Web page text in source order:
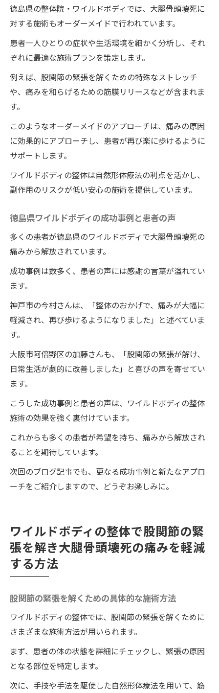
大腿骨頭壊死の患者に適した整体施術
施術による痛みの改善と日常生活への影響
施術を受けた患者からのフィードバック
ワイルドボディの整体施術と並行した生活
習慣の改善
ワイルドボディの整体による大腿骨頭壊死の痛
ワイルドボディの整体施術が痛み改善に寄
与する理由
歩行の改善を目指すトレーニングプラン
施術後の歩行の変化と利点
大腿骨頭壊死に対するワイルドボディの整
施術と並行したリハビリテーションの取り
組み
楽に歩けるようになるためのワイルドボデ
ィの整体施術の効果
徳島県の整体院・ワイルドボディでは、大腿骨頭壊死に
対する施術もオーダーメイドで行われています。
患者一人ひとりの症状や生活環境を細かく分析し、それ
ぞれに最適な施術プランを策定します。
例えば、股関節の緊張を解くための特殊なストレッチ
や、痛みを和らげるための筋膜リリースなどが含まれま
す。
このようなオーダーメイドのアプローチは、痛みの原因
に効果的にアプローチし、患者が再び楽に歩けるように
サポートします。
ワイルドボディの整体は自然形体療法の利点を活かし、
副作用のリスクが低い安心の施術を提供しています。
徳島県ワイルドボディの成功事例と患者の声
多くの患者が徳島県のワイルドボディで大腿骨頭壊死の
痛みから解放されています。
成功事例は数多く、患者の声には感謝の言葉が溢れてい
ます。
神戸市の今村さんは、「整体のおかげで、痛みが大幅に
軽減され、再び歩けるようになりました」と述べていま
す。
大阪市阿倍野区の加藤さんも、「股関節の緊張が解け、
日常生活が劇的に改善しました」と喜びの声を寄せてい
ます。
こうした成功事例と患者の声は、ワイルドボディの整体
施術の効果を強く裏付けています。
これからも多くの患者が希望を持ち、痛みから解放され
ることを期待しています。
次回のブログ記事でも、更なる成功事例と新たなアプロ
ーチをご紹介しますので、どうぞお楽しみに。
ワイルドボディの整体で股関節の緊
張を解き大腿骨頭壊死の痛みを軽減
する方法
股関節の緊張を解くための具体的な施術方法
ワイルドボディの整体では、股関節の緊張を解くために
さまざまな施術方法が用いられます。
まず、患者の体の状態を詳細にチェックし、緊張の原因
となる部位を特定します。
次に、手技や手法を駆使した自然形体療法を用いて、筋